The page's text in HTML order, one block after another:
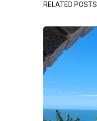
RELATED POSTS